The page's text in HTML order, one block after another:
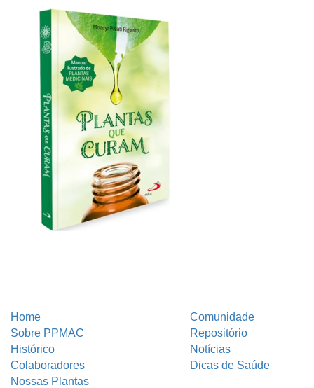
Home
Comunidade
Sobre PPMAC
Repositório
Histórico
Notícias
Colaboradores
Dicas de Saúde
Nossas Plantas